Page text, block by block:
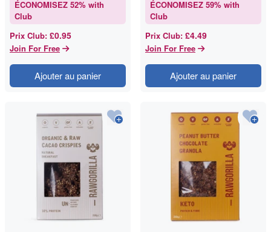
ÉCONOMISEZ 52% with
Club
Prix Club: £0.95
Join For Free
Ajouter au panier
ÉCONOMISEZ 59% with
Club
Prix Club: £4.49
Join For Free
Ajouter au panier